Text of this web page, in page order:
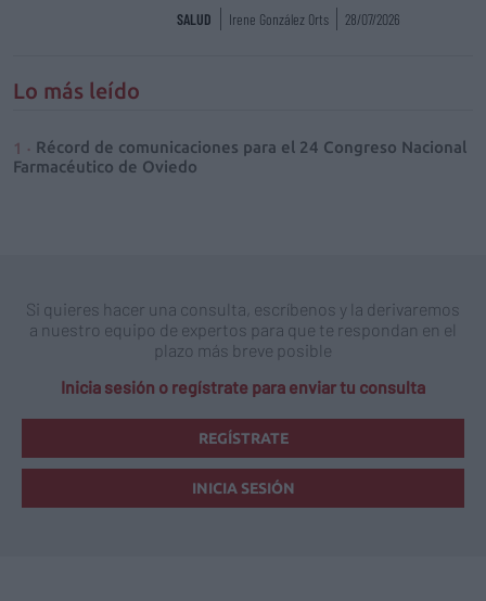
SALUD Irene González Orts 28/07/2026
Lo más leído
Récord de comunicaciones para el 24 Congreso Nacional
Farmacéutico de Oviedo
Si quieres hacer una consulta, escríbenos y la derivaremos
a nuestro equipo de expertos para que te respondan en el
plazo más breve posible
Inicia sesión o regístrate para enviar tu consulta
REGÍSTRATE
INICIA SESIÓN